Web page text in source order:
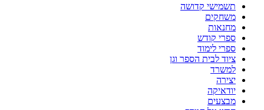
תשמישי קדושה
משחקים
מחנאות
ספרי קודש
ספרי לימוד
ציוד לבית הספר וגן
למשרד
יצירה
יודאיקה
מבצעים